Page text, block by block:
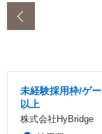
未経験採用枠/ゲ
以上
株式会社HyBridge